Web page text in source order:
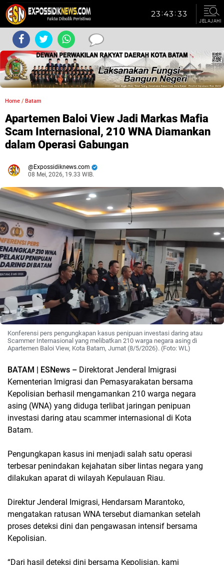
JELAJAHI
Home / Batam
Apartemen Baloi View Jadi Markas Mafia
Scam Internasional, 210 WNA Diamankan
dalam Operasi Gabungan
Expossidiknews.com
08 Mei, 2026, 19.33 WIB.
Konferensi pers pengungkapan kasus penipuan investasi daring atau
Scammer Internasional yang melibatkan 210 warga negara asing di
Apartemen Baloi View, Kota Batam, Jumat (8/5/2026). (Foto: WL)
BATAM | ESNews – Direktorat Jenderal Imigrasi
Kementerian Imigrasi dan Pemasyarakatan bersama
Kepolisian berhasil mengamankan 210 warga negara
asing (WNA) yang diduga terlibat jaringan penipuan
investasi daring atau scammer internasional di Kota
Batam.
Pengungkapan kasus ini menjadi salah satu operasi
terbesar penindakan kejahatan siber lintas negara yang
dilakukan aparat di wilayah Kepulauan Riau.
Direktur Jenderal Imigrasi, Hendarsam Marantoko,
mengatakan ratusan WNA tersebut diamankan setelah
proses deteksi dini dan pengawasan intensif bersama
Kepolisian.
“Dari hasil deteksi dini bersama Kepolisian, kami